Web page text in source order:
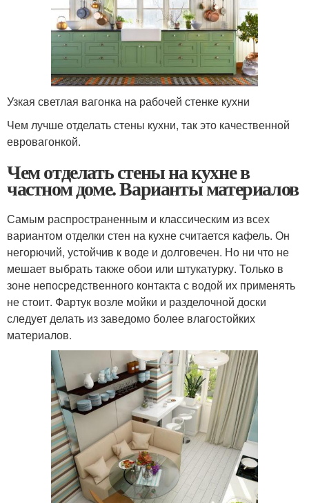
Узкая светлая вагонка на рабочей стенке кухни
Чем лучше отделать стены кухни, так это качественной
евровагонкой.
Чем отделать стены на кухне в
частном доме. Варианты материалов
Самым распространенным и классическим из всех
вариантом отделки стен на кухне считается кафель. Он
негорючий, устойчив к воде и долговечен. Но ни что не
мешает выбрать также обои или штукатурку. Только в
зоне непосредственного контакта с водой их применять
не стоит. Фартук возле мойки и разделочной доски
следует делать из заведомо более влагостойких
материалов.